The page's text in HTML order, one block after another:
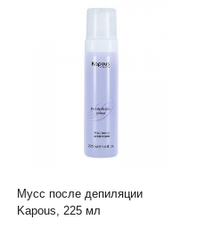
Мусс после депиляции
Kapous, 225 мл